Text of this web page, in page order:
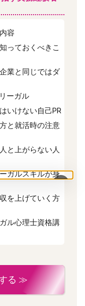
×
容
っておくべきこ
業と同じではダ
ーガル
いけない自己PR
と就活時の注意
と上がらない人
ガルスキルが身
を上げていく方
ル心理士資格講
る ≫